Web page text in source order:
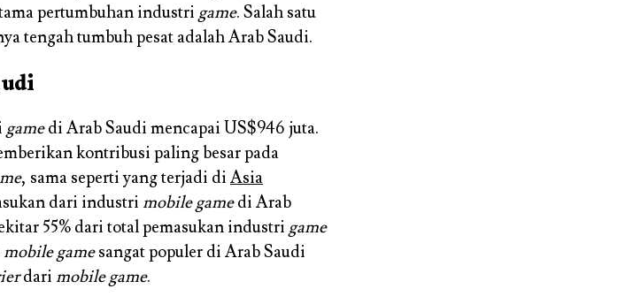
pertumbuhan industri game. Salah satu
tengah tumbuh pesat adalah Arab Saudi.
gamedi Arab Saudi mencapai US$946 juta.
kontribusi paling besar pada
, sama seperti yang terjadi di Asia
dari industri mobile gamedi Arab
55% dari total pemasukan industri game
mobile gamesangat populer di Arab Saudi
dari mobile game.